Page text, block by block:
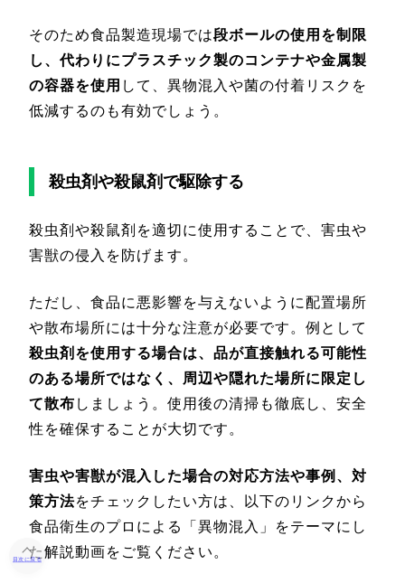
そのため食品製造現場では段ボールの使用を制限
し、代わりにプラスチック製のコンテナや金属製
の容器を使用 して、異物混入や菌の付着リスクを
低減するのも有効でしょう。
殺虫剤や殺鼠剤で駆除する
殺虫剤や殺鼠剤を適切に使用することで、害虫や
害獣の侵入を防げます。
ただし、食品に悪影響を与えないように配置場所
や散布場所には十分な注意が必要です。例として
殺虫剤を使用する場合は、品が直接触れる可能性
のある場所ではなく、周辺や隠れた場所に限定し
て散布 しましょう。使用後の清掃も徹底し、安全
性を確保することが大切です。
害虫や害獣が混入した場合の対応方法や事例、対
策方法をチェックしたい方は、以下のリンクから
食品衛生のプロによる「異物混入」をテーマにし
た解説動画をご覧ください。
目次に戻る